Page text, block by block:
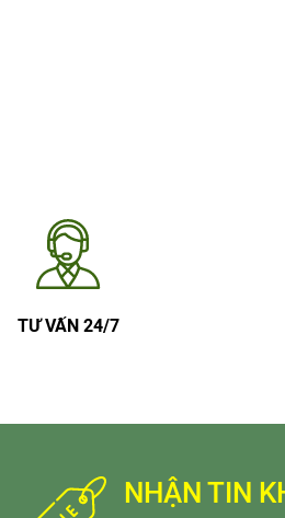
TƯ VẤN 24/7
NHẬN TIN